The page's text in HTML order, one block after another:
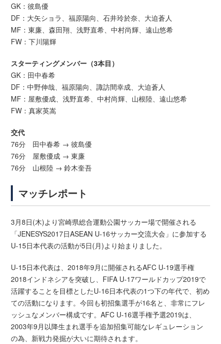
GK：彼島優
DF：大矢ショラ、福原陽向、石井玲於奈、大迫蒼人
MF：東廉、森田翔、浅野直希、中村尚輝、遠山悠希
FW：下川陽輝
スターティングメンバー（3本目）
GK：田中春希
DF：中野伸哉、福原陽向、諏訪間幸成、大迫蒼人
MF：屋敷優成、浅野直希、中村尚輝、山根陸、遠山悠希
FW：真家英嵩
交代
76分 田中春希 → 彼島優
76分 屋敷優成 → 東廉
76分 山根陸 → 鈴木奎吾
マッチレポート
3月8日(木)より宮崎県総合運動公園サッカー場で開催される
「JENESYS2017日ASEAN U-16サッカー交流大会」に参加する
U-15日本代表の活動が5日(月)より始まりました。
U-15日本代表は、2018年9月に開催されるAFC U-19選手権
2018インドネシアを突破し、FIFA U-17ワールドカップ2019で
活躍することを目標としたU-16日本代表の1つ下の年代で、初め
ての活動になります。今回も初招集選手が16名と、非常にフレ
ッシュなメンバー構成です。AFC U-16選手権予選2019は、
2003年9月以降生まれ選手を追加招集可能なレギュレーション
の為、新戦力発掘が大いに期待されます。